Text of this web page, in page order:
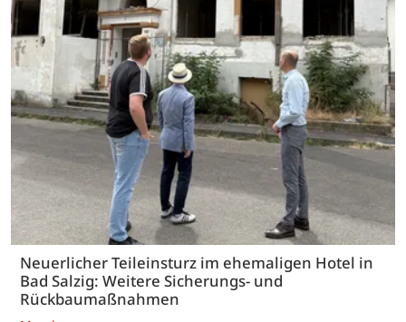
Neuerlicher Teileinsturz im ehemaligen Hotel in
Bad Salzig: Weitere Sicherungs- und
Rückbaumaßnahmen